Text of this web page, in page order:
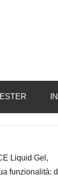
Liquid Gel,
funzionalità: